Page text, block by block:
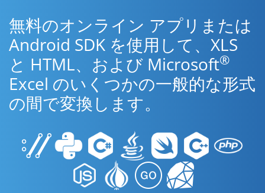
無料のオンライン アプリまたは
Android SDK を使用して、XLS
と HTML、および Microsoft®
Excel のいくつかの一般的な形式
の間で変換します。